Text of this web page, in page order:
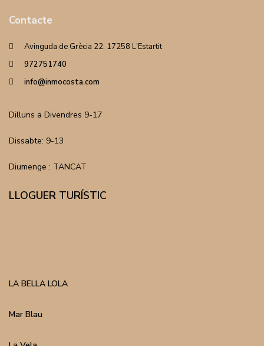
Contacte
Avinguda de Grècia 22. 17258 L'Estartit
972751740
info@inmocosta.com
Dilluns a Divendres 9-17
Dissabte: 9-13
Diumenge : TANCAT
LLOGUER TURÍSTIC
LA BELLA LOLA
Mar Blau